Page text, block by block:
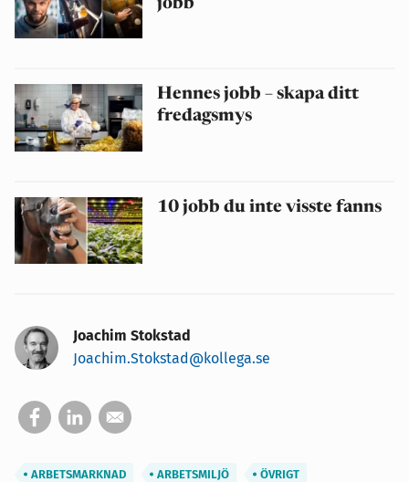
jobb
Hennes jobb – skapa ditt
fredagsmys
10 jobb du inte visste fanns
Joachim Stokstad
Joachim.Stokstad@kollega.se
ARBETSMARKNAD ARBETSMILJÖ ÖVRIGT